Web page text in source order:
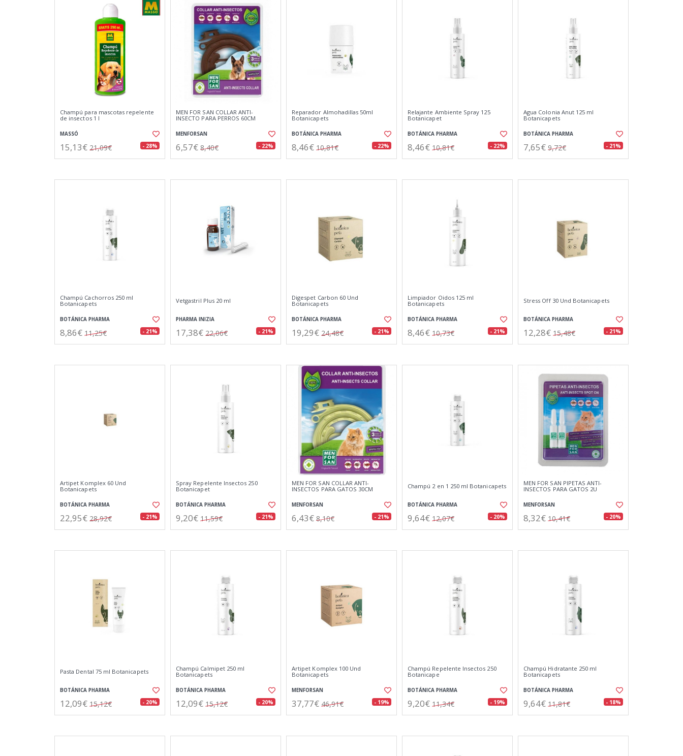
Champú para mascotas repelente
de insectos 1 l
MASSÓ
15,13€ 21,09€ - 28%
MEN FOR SAN COLLAR ANTI-
INSECTO PARA PERROS 60CM
MENFORSAN
6,57€ 8,40€ - 22%
Reparador Almohadillas 50ml
Botanicapets
BOTÁNICA PHARMA
8,46€ 10,81€ - 22%
Relajante Ambiente Spray 125
Botanicapet
BOTÁNICA PHARMA
8,46€ 10,81€ - 22%
Agua Colonia Anut 125 ml
Botanicapets
BOTÁNICA PHARMA
7,65€ 9,72€ - 21%
Champú Cachorros 250 ml
Botanicapets
BOTÁNICA PHARMA
8,86€ 11,25€ - 21%
Vetgastril Plus 20 ml
PHARMA INIZIA
17,38€ 22,06€ - 21%
Digespet Carbon 60 Und
Botanicapets
BOTÁNICA PHARMA
19,29€ 24,48€ - 21%
Limpiador Oidos 125 ml
Botanicapets
BOTÁNICA PHARMA
8,46€ 10,73€ - 21%
Stress Off 30 Und Botanicapets
BOTÁNICA PHARMA
12,28€ 15,48€ - 21%
Artipet Komplex 60 Und
Botanicapets
BOTÁNICA PHARMA
22,95€ 28,92€ - 21%
Spray Repelente Insectos 250
Botanicapet
BOTÁNICA PHARMA
9,20€ 11,59€ - 21%
MEN FOR SAN COLLAR ANTI-
INSECTOS PARA GATOS 30CM
MENFORSAN
6,43€ 8,10€ - 21%
Champú 2 en 1 250 ml Botanicapets
BOTÁNICA PHARMA
9,64€ 12,07€ - 20%
MEN FOR SAN PIPETAS ANTI-
INSECTOS PARA GATOS 2U
MENFORSAN
8,32€ 10,41€ - 20%
Pasta Dental 75 ml Botanicapets
BOTÁNICA PHARMA
12,09€ 15,12€ - 20%
Champú Calmipet 250 ml
Botanicapets
BOTÁNICA PHARMA
12,09€ 15,12€ - 20%
Artipet Komplex 100 Und
Botanicapets
MENFORSAN
37,77€ 46,91€ - 19%
Champú Repelente Insectos 250
Botanicape
BOTÁNICA PHARMA
9,20€ 11,34€ - 19%
Champú Hidratante 250 ml
Botanicapets
BOTÁNICA PHARMA
9,64€ 11,81€ - 18%